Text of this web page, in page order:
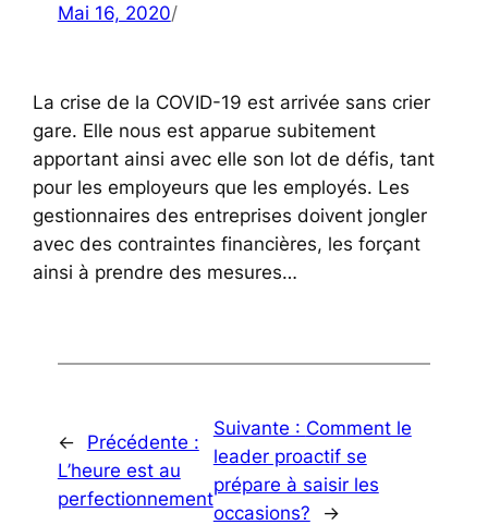
Mai 16, 2020/
La crise de la COVID-19 est arrivée sans crier
gare. Elle nous est apparue subitement
apportant ainsi avec elle son lot de défis, tant
pour les employeurs que les employés. Les
gestionnaires des entreprises doivent jongler
avec des contraintes financières, les forçant
ainsi à prendre des mesures…
←
Précédente :
L’heure est au
perfectionnement
Suivante : Comment le
leader proactif se
prépare à saisir les
occasions?
→